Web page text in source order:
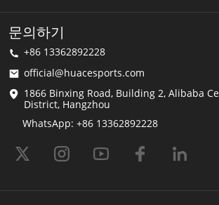
해결책
개인 정보 정책
이용약관
배송 서비스
FAQ
문의하기
+86 13362892228
official@huacesports.com
1866 Binxing Road, Building 2, Alibaba
District, Hangzhou
WhatsApp: +86 13362892228